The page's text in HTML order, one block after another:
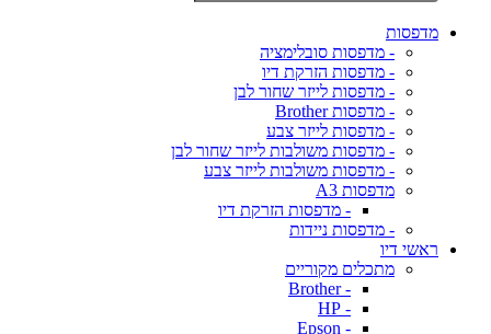
מדפסות
- מדפסות סובלימציה
- מדפסות הזרקת דיו
- מדפסות לייזר שחור לבן
- מדפסות Brother
- מדפסות לייזר צבע
- מדפסות משולבות לייזר שחור לבן
- מדפסות משולבות לייזר צבע
מדפסות A3
- מדפסות הזרקת דיו
- מדפסות ניידות
ראשי דיו
מתכלים מקוריים
- Brother
- HP
- Epson